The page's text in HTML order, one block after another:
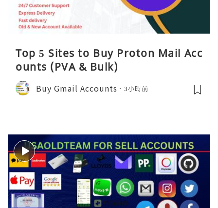
Top 5 Sites to Buy Proton Mail Acc
ounts (PVA & Bulk)
Buy Gmail Accounts 3小時前